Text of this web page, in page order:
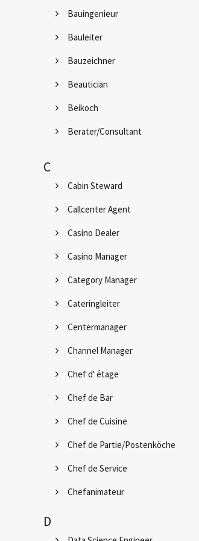
Bauingenieur
Bauleiter
Bauzeichner
Beautician
Beikoch
Berater/Consultant
C
Cabin Steward
Callcenter Agent
Casino Dealer
Casino Manager
Category Manager
Cateringleiter
Centermanager
Channel Manager
Chef d' étage
Chef de Bar
Chef de Cuisine
Chef de Partie/Postenköche
Chef de Service
Chefanimateur
D